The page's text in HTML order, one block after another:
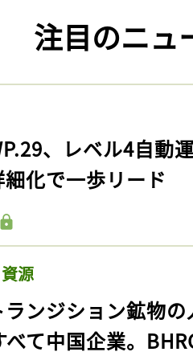
注目のニュ
、レベル4自動
化で一歩リード
源
ランジション鉱物
べて中国企業。